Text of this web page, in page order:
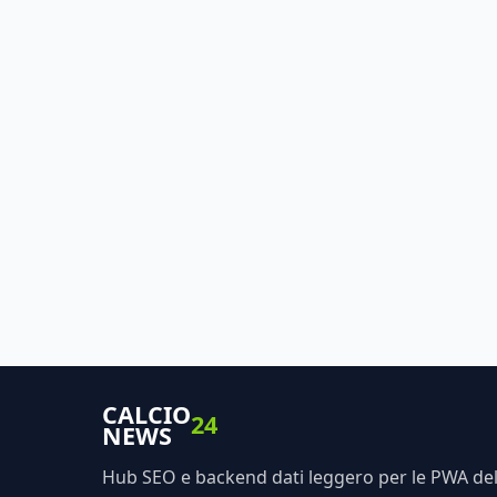
CALCIO
NEWS 24
Hub SEO e backend dati leggero per le PWA